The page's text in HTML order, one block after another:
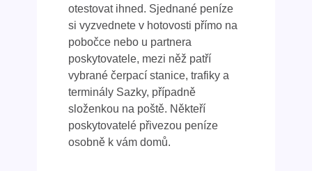
otestovat ihned. Sjednané peníze
si vyzvednete v hotovosti přímo na
pobočce nebo u partnera
poskytovatele, mezi něž patří
vybrané čerpací stanice, trafiky a
terminály Sazky, případně
složenkou na poště. Někteří
poskytovatelé přivezou peníze
osobně k vám domů.